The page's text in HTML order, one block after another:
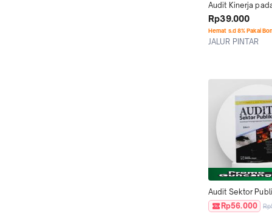
Audit Kinerja
Publik by I Gusti
Rp39.000
Hemat s.d 8% Pakai
JALUR PINTAR
Audit Sektor
Indra Bastian
Rp56.000